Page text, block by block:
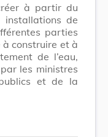
à partir du
installations de
parties
construire et à
de l’eau,
les ministres
et de la